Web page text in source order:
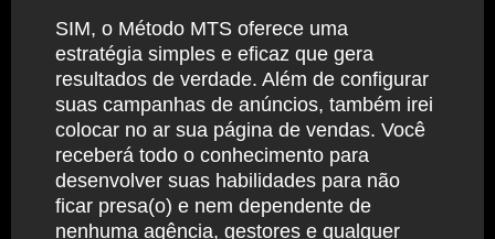
SIM, o Método MTS oferece uma
estratégia simples e eficaz que gera
resultados de verdade. Além de configurar
suas campanhas de anúncios, também irei
colocar no ar sua página de vendas. Você
receberá todo o conhecimento para
desenvolver suas habilidades para não
ficar presa(o) e nem dependente de
nenhuma agência, gestores e qualquer